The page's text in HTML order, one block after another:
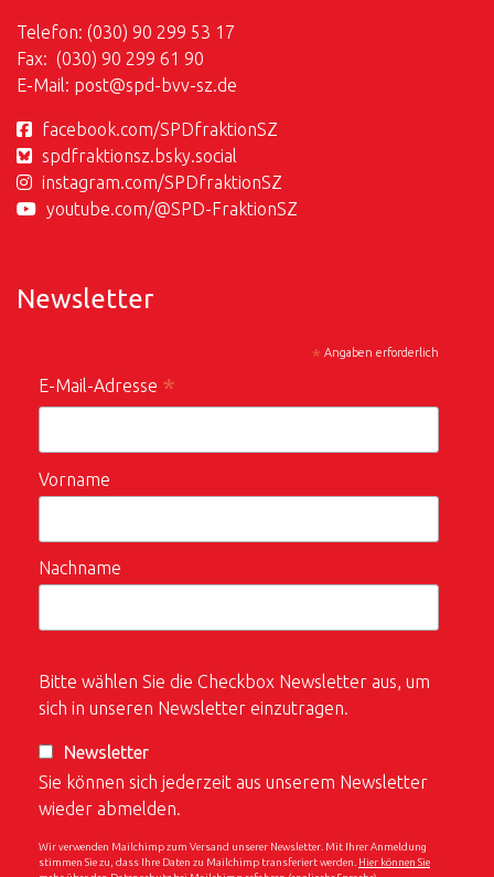
Telefon: (030) 90 299 53 17
Fax: (030) 90 299 61 90
E-Mail: post@spd-bvv-sz.de
facebook.com/SPDfraktionSZ
spdfraktionsz.bsky.social
instagram.com/SPDfraktionSZ
youtube.com/@SPD-FraktionSZ
Newsletter
* Angaben erforderlich
E-Mail-Adresse *
Vorname
Nachname
Bitte wählen Sie die Checkbox Newsletter aus, um
sich in unseren Newsletter einzutragen.
Newsletter
Sie können sich jederzeit aus unserem Newsletter
wieder abmelden.
Wir verwenden Mailchimp zum Versand unserer Newsletter. Mit Ihrer Anmeldung
stimmen Sie zu, dass Ihre Daten zu Mailchimp transferiert werden. Hier können Sie